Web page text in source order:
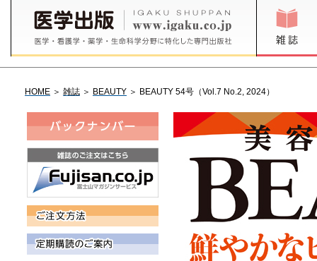
HOME ＞ 雑誌 ＞ BEAUTY ＞ BEAUTY 54号（Vol.7 No.2, 2024）